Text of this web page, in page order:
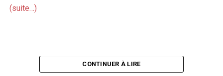
(suite…)
CONTINUER À LIRE